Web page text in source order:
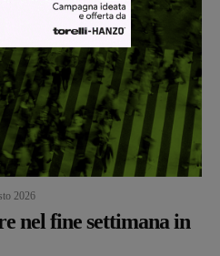
2026
nel fine settimana in